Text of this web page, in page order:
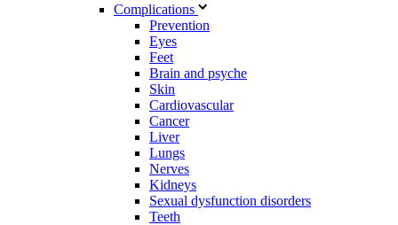
Complications
Prevention
Eyes
Feet
Brain and psyche
Skin
Cardiovascular
Cancer
Liver
Lungs
Nerves
Kidneys
Sexual dysfunction disorders
Teeth